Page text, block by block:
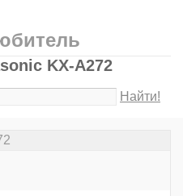
KX-A272
Найти!